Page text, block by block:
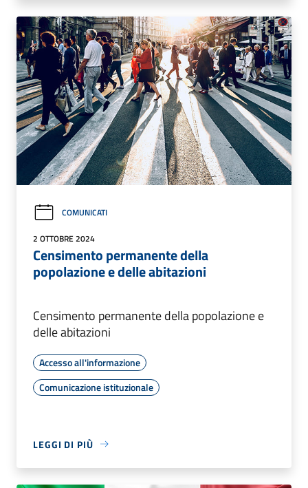
COMUNICATI
2 OTTOBRE 2024
Censimento permanente della
popolazione e delle abitazioni
Censimento permanente della popolazione e
delle abitazioni
Accesso all'informazione
Comunicazione istituzionale
LEGGI DI PIÙ